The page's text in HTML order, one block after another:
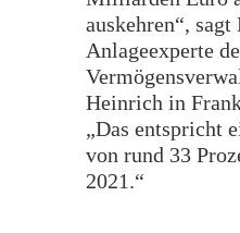
auskehren“,
Anlageexperte
Heinrich in
„Das entspricht
von rund 33
2021.“